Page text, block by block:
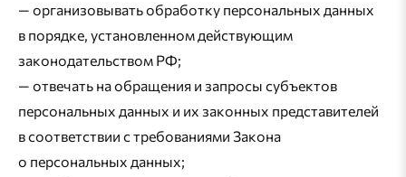
— организовывать обработку персональных данных
в порядке, установленном действующим
законодательством РФ;
— отвечать на обращения и запросы субъектов
персональных данных и их законных представителей
в соответствии с требованиями Закона
о персональных данных;